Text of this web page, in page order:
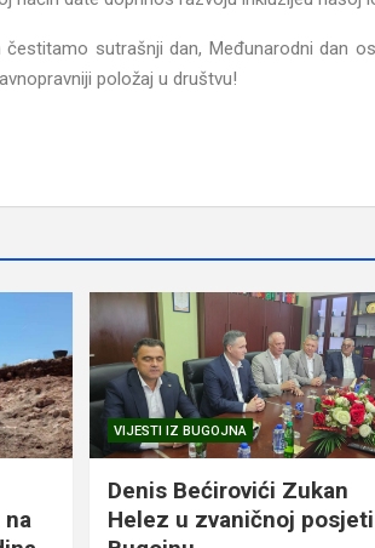
sutrašnji dan, Međunarodni dan
položaj u društvu!
na
VIJESTI IZ BUGOJNA
Denis Bećirovići Zukan
Helez u zvaničnoj posjeti